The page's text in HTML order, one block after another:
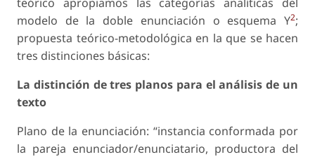
modelo de la doble enunciación o esquema Y2;
propuesta teórico-metodológica en la que se hacen
tres distinciones básicas:
La distinción de tres planos para el análisisde un
texto
Plano de la enunciación: “instancia conformada por
la pareja enunciador/enunciatario, productora del